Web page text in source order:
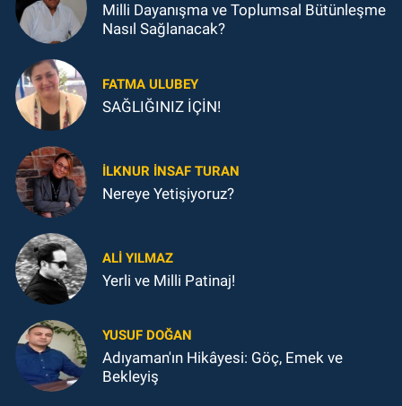
Milli Dayanışma ve Toplumsal Bütünleşme
Nasıl Sağlanacak?
FATMA ULUBEY
SAĞLIĞINIZ İÇİN!
İLKNUR İNSAF TURAN
Nereye Yetişiyoruz?
ALI YILMAZ
Yerli ve Milli Patinaj!
YUSUF DOĞAN
Adıyaman'ın Hikâyesi: Göç, Emek ve
Bekleyiş